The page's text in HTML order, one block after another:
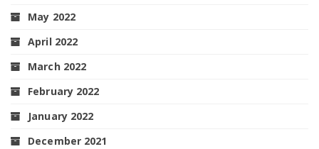
May 2022
April 2022
March 2022
February 2022
January 2022
December 2021